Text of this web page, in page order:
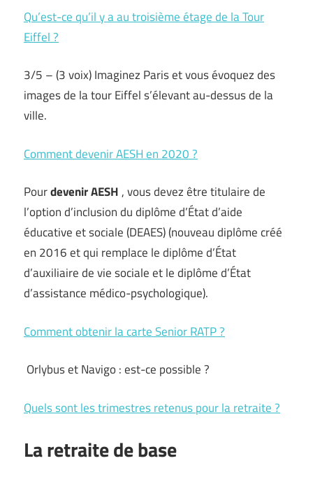
Qu’est-ce qu’il y a au troisième étage de la Tour
Eiffel ?
3/5 – (3 voix) Imaginez Paris et vous évoquez des
images de la tour Eiffel s’élevant au-dessus de la
ville.
Comment devenir AESH en 2020 ?
Pourdevenir AESH , vous devez être titulaire de
l’option d’inclusion du diplôme d’État d’aide
éducative et sociale (DEAES) (nouveau diplôme créé
en 2016 et qui remplace le diplôme d’État
d’auxiliaire de vie sociale et le diplôme d’État
d’assistance médico-psychologique).
Comment obtenir la carte Senior RATP ?
Orlybus et Navigo : est-ce possible ?
Quels sont les trimestres retenus pour la retraite ?
La retraite de base